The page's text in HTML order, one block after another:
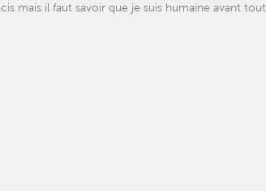
mais il faut savoir que je suis humaine avant tout